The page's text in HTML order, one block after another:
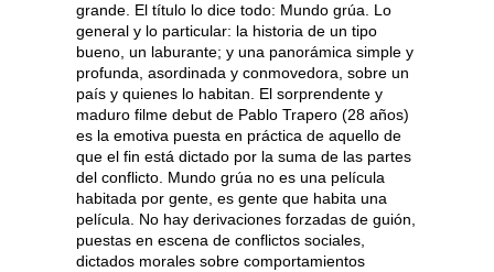
grande. El título lo dice todo: Mundo grúa. Lo
general y lo particular: la historia de un tipo
bueno, un laburante; y una panorámica simple y
profunda, asordinada y conmovedora, sobre un
país y quienes lo habitan. El sorprendente y
maduro filme debut de Pablo Trapero (28 años)
es la emotiva puesta en práctica de aquello de
que el fin está dictado por la suma de las partes
del conflicto. Mundo grúa no es una película
habitada por gente, es gente que habita una
película. No hay derivaciones forzadas de guión,
puestas en escena de conflictos sociales,
dictados morales sobre comportamientos